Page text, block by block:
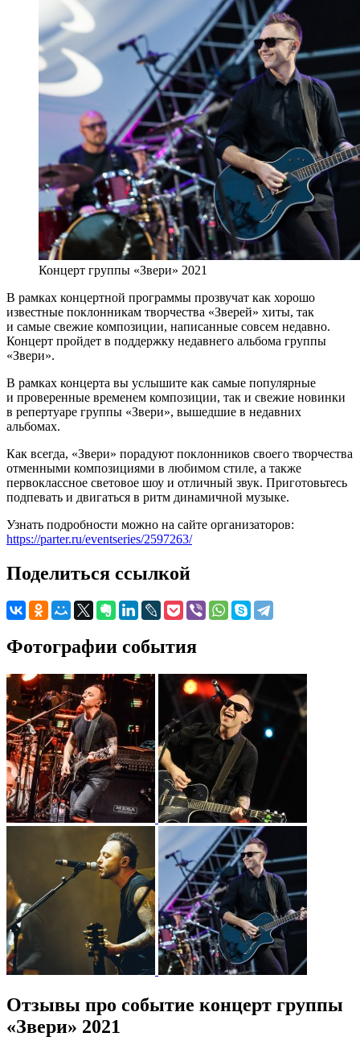
Концерт группы «Звери» 2021
В рамках концертной программы прозвучат как хорошо
известные поклонникам творчества «Зверей» хиты, так
и самые свежие композиции, написанные совсем недавно.
Концерт пройдет в поддержку недавнего альбома группы
«Звери».
В рамках концерта вы услышите как самые популярные
и проверенные временем композиции, так и свежие новинки
в репертуаре группы «Звери», вышедшие в недавних
альбомах.
Как всегда, «Звери» порадуют поклонников своего творчества
отменными композициями в любимом стиле, а также
первоклассное световое шоу и отличный звук. Приготовьтесь
подпевать и двигаться в ритм динамичной музыке.
Узнать подробности можно на сайте организаторов:
https://parter.ru/eventseries/2597263/
Поделиться ссылкой
Фотографии события
Отзывы про событие концерт группы
«Звери» 2021